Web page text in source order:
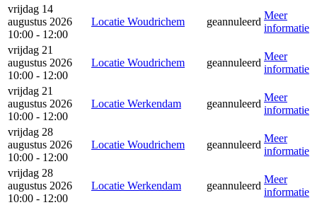
vrijdag 14
augustus 2026
10:00 - 12:00
Locatie Woudrichem geannuleerd
Meer
informatie
vrijdag 21
augustus 2026
10:00 - 12:00
Locatie Woudrichem geannuleerd
Meer
informatie
vrijdag 21
augustus 2026
10:00 - 12:00
Locatie Werkendam geannuleerd
Meer
informatie
vrijdag 28
augustus 2026
10:00 - 12:00
Locatie Woudrichem geannuleerd
Meer
informatie
vrijdag 28
augustus 2026
10:00 - 12:00
Locatie Werkendam geannuleerd
Meer
informatie